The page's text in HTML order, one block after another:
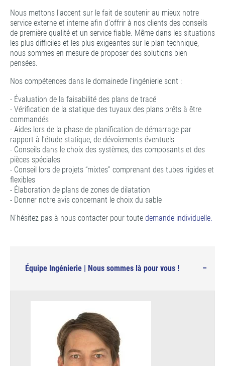
Nous mettons l'accent sur le fait de soutenir au mieux notre
service externe et interne afin d'offrir à nos clients des conseils
de première qualité et un service fiable. Même dans les situations
les plus difficiles et les plus exigeantes sur le plan technique,
nous sommes en mesure de proposer des solutions bien
pensées.
Nos compétences dans le domainede l’ingénierie sont :
- Évaluation de la faisabilité des plans de tracé
- Vérification de la statique des tuyaux des plans prêts à être
commandés
- Aides lors de la phase de planification de démarrage par
rapport à l’étude statique, de dévoiements éventuels
- Conseils dans le choix des systèmes, des composants et des
pièces spéciales
- Conseil lors de projets “mixtes” comprenant des tubes rigides et
flexibles
- Élaboration de plans de zones de dilatation
- Donner notre avis concernant le choix du sable
N'hésitez pas à nous contacter pour toute demande individuelle.
Équipe Ingénierie | Nous sommes là pour vous !